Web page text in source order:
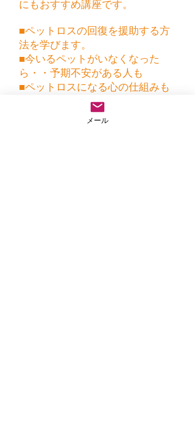
にもおすすめ講座です。
​■ペットロスの回復を援助する方
法を学びます。
■今いるペットがいなくなった
ら・・予期不安がある人も
​■ペットロスになる心の仕組みも
​通常受講料：４８，０００円（税
メール